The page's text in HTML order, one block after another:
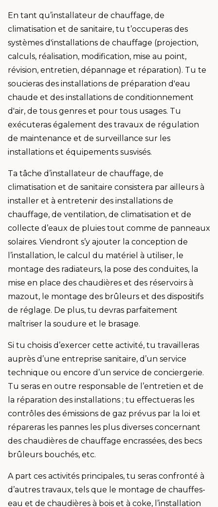
En tant qu’installateur de chauffage, de
climatisation et de sanitaire, tu t’occuperas des
systèmes d'installations de chauffage (projection,
calculs, réalisation, modification, mise au point,
révision, entretien, dépannage et réparation). Tu te
soucieras des installations de préparation d'eau
chaude et des installations de conditionnement
d'air, de tous genres et pour tous usages. Tu
exécuteras également des travaux de régulation
de maintenance et de surveillance sur les
installations et équipements susvisés.
Ta tâche d’installateur de chauffage, de
climatisation et de sanitaire consistera par ailleurs à
installer et à entretenir des installations de
chauffage, de ventilation, de climatisation et de
collecte d’eaux de pluies tout comme de panneaux
solaires. Viendront s’y ajouter la conception de
l’installation, le calcul du matériel à utiliser, le
montage des radiateurs, la pose des conduites, la
mise en place des chaudières et des réservoirs à
mazout, le montage des brûleurs et des dispositifs
de réglage. De plus, tu devras parfaitement
maîtriser la soudure et le brasage.
Si tu choisis d’exercer cette activité, tu travailleras
auprès d’une entreprise sanitaire, d’un service
technique ou encore d’un service de conciergerie.
Tu seras en outre responsable de l’entretien et de
la réparation des installations ; tu effectueras les
contrôles des émissions de gaz prévus par la loi et
répareras les pannes les plus diverses concernant
des chaudières de chauffage encrassées, des becs
brûleurs bouchés, etc.
A part ces activités principales, tu seras confronté à
d’autres travaux, tels que le montage de chauffes-
eau et de chaudières à bois et à coke, l’installation